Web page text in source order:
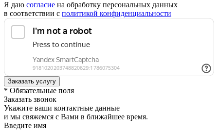
Я даю согласие на обработку персональных данных
в соответствии с политикой конфиденциальности
* Обязательные поля
Заказать звонок
Укажите ваши контактные данные
и мы свяжемся с Вами в ближайшее время.
Введите имя